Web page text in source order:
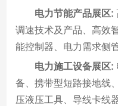
电力节能产品展区:
调速技术及产品、高效
能控制器、电力需求侧
电力施工设备展区:
备、携带型短路接地线
压液压工具、导线卡线